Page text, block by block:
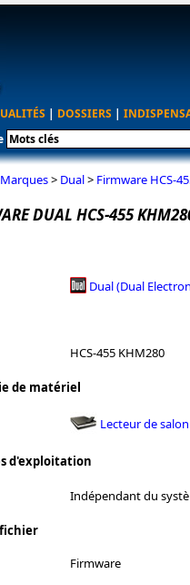
| DOSSIERS |
Marques> Dual> Firmware HCS-
DUAL HCS-455
Dual (Dual
HCS-455 KHM280
de matériel
Lecteur de salon
d'exploitation
Indépendant du
Firmware